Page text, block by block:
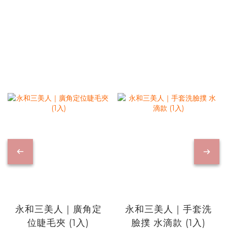
永和三美人｜廣角定
位睫毛夾 (1入)
永和三美人｜手套洗
臉撲 水滴款 (1入)